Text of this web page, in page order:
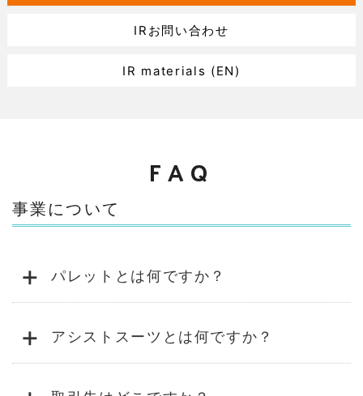
IRお問い合わせ
IR materials (EN)
FAQ
事業について
+ パレットとは何ですか？
+ アシストスーツとは何ですか？